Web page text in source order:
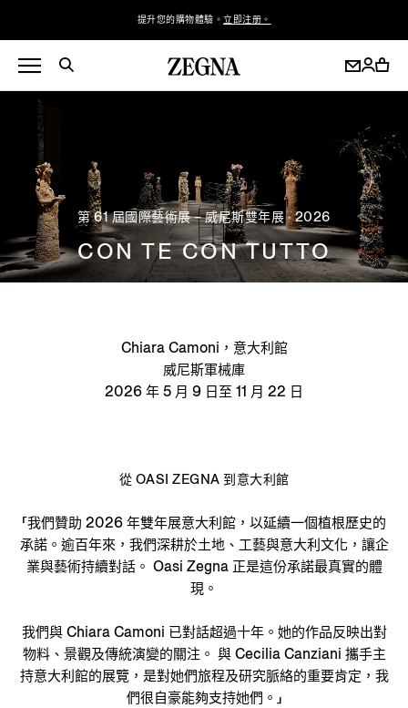
提升您的購物體驗。 立即注册。
第 61 屆國際藝術展 – 威尼斯雙年展 · 2026
CON TE CON TUTTO
Chiara Camoni，意大利館
威尼斯軍械庫
2026 年 5 月 9 日至 11 月 22 日
從 OASI ZEGNA 到意大利館
「我們贊助 2026 年雙年展意大利館，以延續一個植根歷史的
承諾。逾百年來，我們深耕於土地、工藝與意大利文化，讓企
業與藝術持續對話。 Oasi Zegna 正是這份承諾最真實的體
現。
我們與 Chiara Camoni 已對話超過十年。她的作品反映出對
物料、景觀及傳統演變的關注。 與 Cecilia Canziani 攜手主
持意大利館的展覽，是對她們旅程及研究脈絡的重要肯定，我
們很自豪能夠支持她們。」